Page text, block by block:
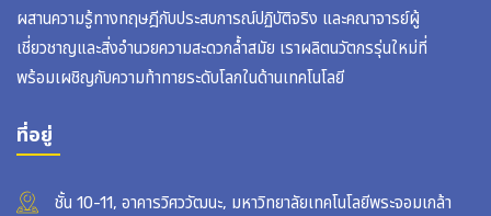
ผสานความรู้ทางทฤษฎีกับประสบการณ์ปฏิบัติจริง และคณาจารย์ผู้
เชี่ยวชาญและสิ่งอำนวยความสะดวกล้ำสมัย เราผลิตนวัตกรรุ่นใหม่ที่
พร้อมเผชิญกับความท้าทายระดับโลกในด้านเทคโนโลยี
ที่อยู่
ชั้น 10-11, อาคารวิศววัฒนะ, มหาวิทยาลัยเทคโนโลยีพระจอมเกล้า